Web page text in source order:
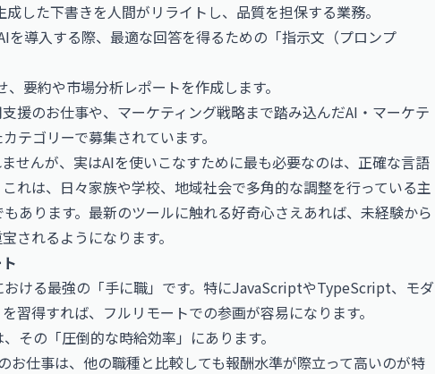
成した下書きを人間がリライトし、品質を担保する業務。
を導入する際、最適な回答を得るための「指示文（プロンプ
要約や市場分析レポートを作成します。
援のお仕事や、マーケティング戦略まで踏み込んだAI・マーケテ
テゴリーで募集されています。
せんが、実はAIを使いこなすために最も必要なのは、正確な言語
れは、日々家族や学校、地域社会で多角的な調整を行っている主
あります。最新のツールに触れる好奇心さえあれば、未経験から
されるようになります。
ける最強の「手に職」です。特にJavaScriptやTypeScript、モダ
習得すれば、フルリモートでの参画が容易になります。
その「圧倒的な時給効率」にあります。
お仕事は、他の職種と比較しても報酬水準が際立って高いのが特